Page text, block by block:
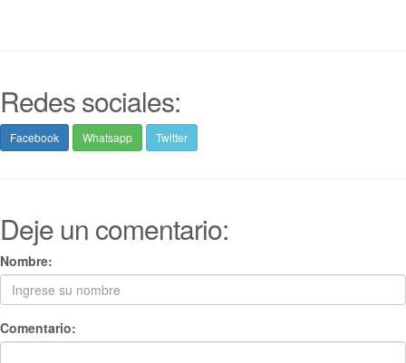
Redes sociales:
Facebook Whatsapp Twitter
Deje un comentario:
Nombre:
Comentario: